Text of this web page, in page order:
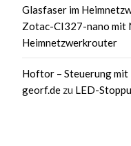
Glasfaser im
Zotac-CI327-nano mit
Heimnetzwerkrouter
Hoftor – Steuerung
georf.de zu LED-